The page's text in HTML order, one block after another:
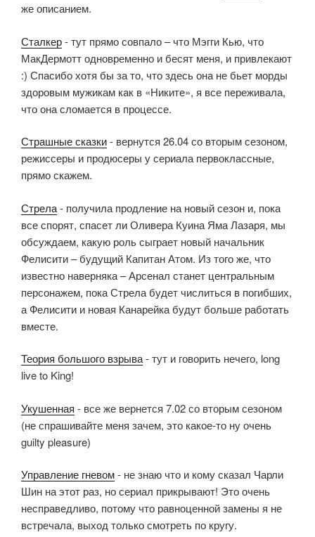
же описанием.
Сталкер- тут прямо совпало – что Мэгги Кью, что
МакДермотт одновременно и бесят меня, и привлекают
:) Спасибо хотя бы за то, что здесь она не бьет морды
здоровым мужикам как в «Никите», я все переживала,
что она сломается в процессе.
Страшные сказки- вернутся 26.04 со вторым сезоном,
режиссеры и продюсеры у сериала первоклассные,
прямо скажем.
Стрела- получила продление на новый сезон и, пока
все спорят, спасет ли Оливера Куина Яма Лазаря, мы
обсуждаем, какую роль сыграет новый начальник
Фелисити – будущий Капитан Атом. Из того же, что
известно наверняка – Арсенал станет центральным
персонажем, пока Стрела будет числиться в погибших,
а Фелисити и новая Канарейка будут больше работать
вместе.
Теория большого взрыва- тут и говорить нечего, long
live to King!
Укушенная - все же вернется 7.02 со вторым сезоном
(не спрашивайте меня зачем, это какое-то ну очень
guilty pleasure)
Управление гневом- не знаю что и кому сказал Чарли
Шин на этот раз, но сериал прикрывают! Это очень
несправедливо, потому что равноценной замены я не
встречала, выход только смотреть по кругу.